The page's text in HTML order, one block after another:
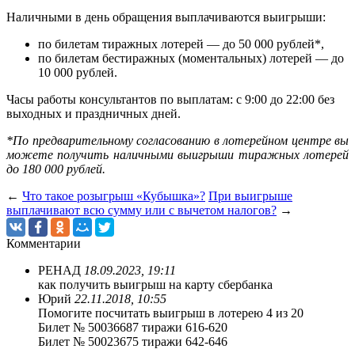
Наличными в день обращения выплачиваются выигрыши:
по билетам тиражных лотерей — до 50 000 рублей*,
по билетам бестиражных (моментальных) лотерей — до
10 000 рублей.
Часы работы консультантов по выплатам: с 9:00 до 22:00 без
выходных и праздничных дней.
*По предварительному согласованию в лотерейном центре вы
можете получить наличными выигрыши тиражных лотерей
до 180 000 рублей.
← Что такое розыгрыш «Кубышка»? При выигрыше
выплачивают всю сумму или с вычетом налогов? →
Комментарии
РЕНАД 18.09.2023, 19:11
как получить выигрыш на карту сбербанка
Юрий 22.11.2018, 10:55
Помогите посчитать выигрыш в лотерею 4 из 20
Билет № 50036687 тиражи 616-620
Билет № 50023675 тиражи 642-646